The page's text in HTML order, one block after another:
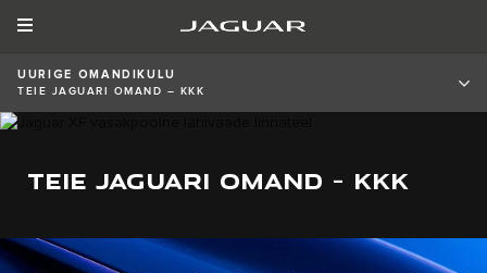
UURIGE OMANDIKULU
TEIE JAGUARI OMAND – KKK
TEIE JAGUARI OMAND – KKK